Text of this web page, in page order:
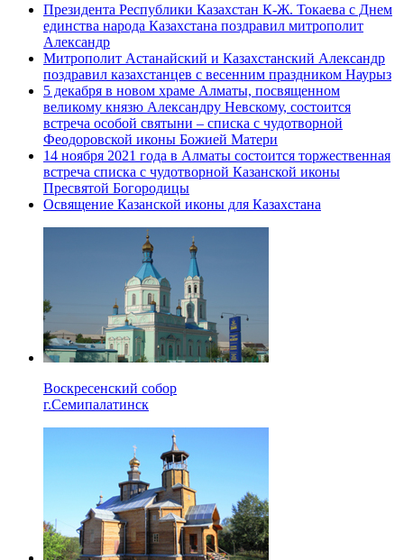
Президента Республики Казахстан К-Ж. Токаева с Днем
единства народа Казахстана поздравил митрополит
Александр
Митрополит Астанайский и Казахстанский Александр
поздравил казахстанцев с весенним праздником Наурыз
5 декабря в новом храме Алматы, посвященном
великому князю Александру Невскому, состоится
встреча особой святыни – списка с чудотворной
Феодоровской иконы Божией Матери
14 ноября 2021 года в Алматы состоится торжественная
встреча списка с чудотворной Казанской иконы
Пресвятой Богородицы
Освящение Казанской иконы для Казахстана
Воскресенский собор
г.Семипалатинск